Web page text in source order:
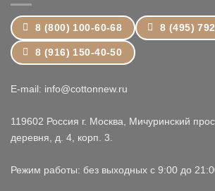
8 (800) 100-60-68 8 (495)
8 (916) 150-40-50
E-mail: info@cottonnew.ru
119602 Россия г. Москва, Мичуринский
деревня, д. 4, корп. 3.
Режим работы: без выходных с 9:00 до